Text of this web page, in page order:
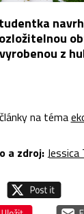
vyrobenou z
na téma
a zdroj:Jessica